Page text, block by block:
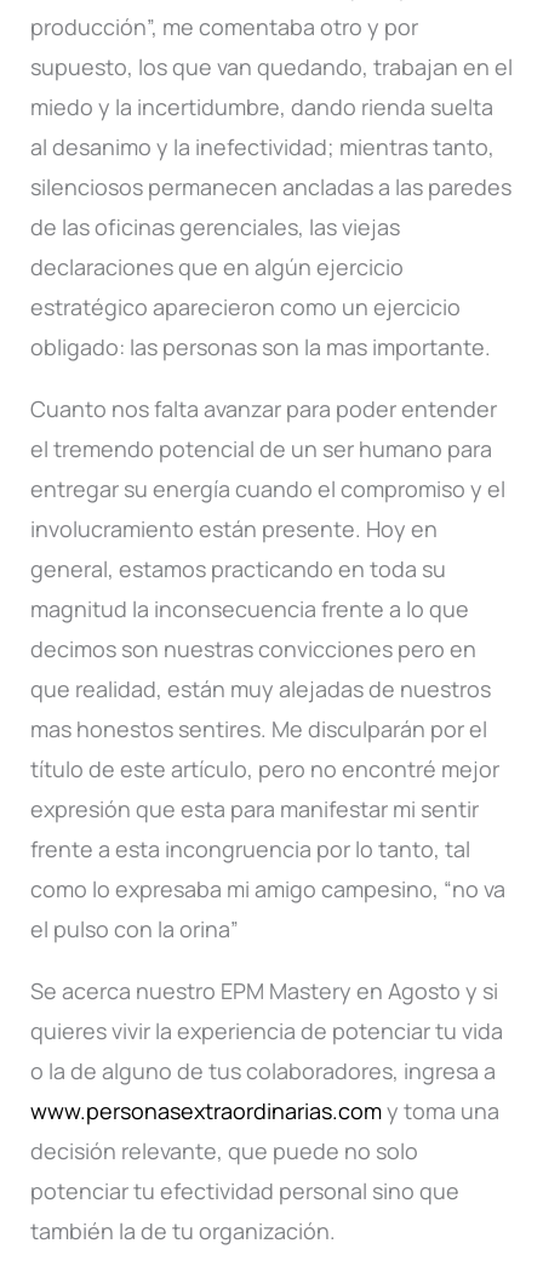
producción”, me comentaba otro y por
supuesto, los que van quedando, trabajan en el
miedo y la incertidumbre, dando rienda suelta
al desanimo y la inefectividad; mientras tanto,
silenciosos permanecen ancladas a las paredes
de las oficinas gerenciales, las viejas
declaraciones que en algún ejercicio
estratégico aparecieron como un ejercicio
obligado: las personas son la mas importante.
Cuanto nos falta avanzar para poder entender
el tremendo potencial de un ser humano para
entregar su energía cuando el compromiso y el
involucramiento están presente. Hoy en
general, estamos practicando en toda su
magnitud la inconsecuencia frente a lo que
decimos son nuestras convicciones pero en
que realidad, están muy alejadas de nuestros
mas honestos sentires. Me disculparán por el
título de este artículo, pero no encontré mejor
expresión que esta para manifestar mi sentir
frente a esta incongruencia por lo tanto, tal
como lo expresaba mi amigo campesino, “no va
el pulso con la orina”
Se acerca nuestro EPM Mastery en Agosto y si
quieres vivir la experiencia de potenciar tu vida
o la de alguno de tus colaboradores, ingresa a
www.personasextraordinarias.comy toma una
decisión relevante, que puede no solo
potenciar tu efectividad personal sino que
también la de tu organización.